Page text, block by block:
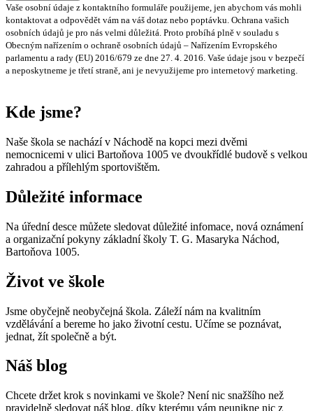
Vaše osobní údaje z kontaktního formuláře použijeme, jen abychom vás mohli
kontaktovat a odpovědět vám na váš dotaz nebo poptávku. Ochrana vašich
osobních údajů je pro nás velmi důležitá. Proto probíhá plně v souladu s
Obecným nařízením o ochraně osobních údajů – Nařízením Evropského
parlamentu a rady (EU) 2016/679 ze dne 27. 4. 2016. Vaše údaje jsou v bezpečí
a neposkytneme je třetí straně, ani je nevyužijeme pro internetový marketing.
Kde jsme?
Naše škola se nachází v Náchodě na kopci mezi dvěmi
nemocnicemi v ulici Bartoňova 1005 ve dvoukřídlé budově s velkou
zahradou a přílehlým sportovištěm.
Důležité informace
Na úřední desce můžete sledovat důležité infomace, nová oznámení
a organizační pokyny základní školy T. G. Masaryka Náchod,
Bartoňova 1005.
Život ve škole
Jsme obyčejně neobyčejná škola. Záleží nám na kvalitním
vzdělávání a bereme ho jako životní cestu. Učíme se poznávat,
jednat, žít společně a být.
Náš blog
Chcete držet krok s novinkami ve škole? Není nic snažšího než
pravidelně sledovat náš blog, díky kterému vám neunikne nic z